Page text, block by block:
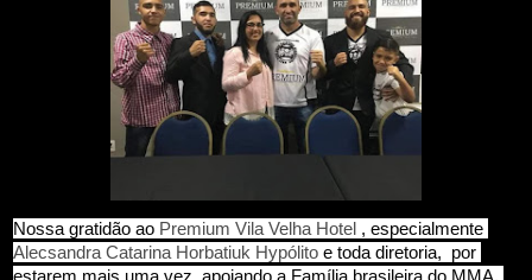
Nossa gratidão ao Premium Vila Velha Hotel , especialmente
Alecsandra Catarina Horbatiuk Hypólito e toda diretoria,  por
estarem mais uma vez  apoiando a Família brasileira do MMA,